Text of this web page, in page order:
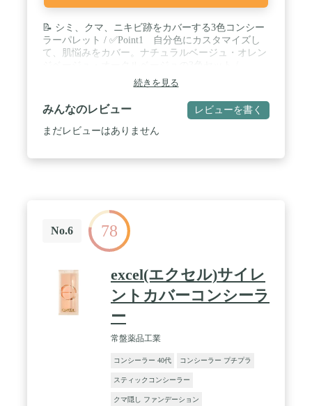
📝 シミ、クマ、ニキビ跡をカバーする3色コンシー
ラーパレット / ✅Point1 自分色にカスタマイズし
て、肌悩みをカバー。ナチュラルベージュ・オレン
✅Point2 肌悩みの根本からケアする美肌成分を配
合。肌にやさしいミネラル処方も / ✅Point3 低刺
激処方で敏感肌の方にもおすすめ。石油系界面活性
剤・シリコン・鉱物油・タルク・紫外線吸収剤・タ
ール系色素・合成香料・パラベン不使用。石けんオ
続きを見る
みんなのレビュー レビューを書く
まだレビューはありません
No.6 78
excel(エクセル)サイレ
ントカバーコンシーラ
ー
常盤薬品工業
コンシーラー 40代 コンシーラー プチプラ
スティックコンシーラー
クマ隠し ファンデーション